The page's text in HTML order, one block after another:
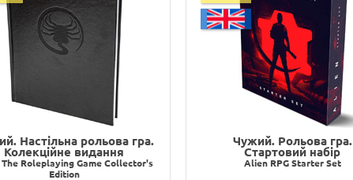
Настільна рольова гра.
Колекційне видання
Roleplaying Game Collector's
Edition
Чужий. Рольова гра.
Стартовий набір
Alien RPG Starter Set